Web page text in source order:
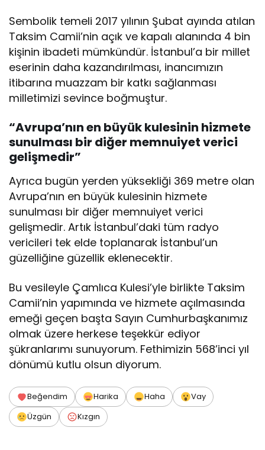
Sembolik temeli 2017 yılının Şubat ayında atılan
Taksim Camii’nin açık ve kapalı alanında 4 bin
kişinin ibadeti mümkündür. İstanbul’a bir millet
eserinin daha kazandırılması, inancımızın
itibarına muazzam bir katkı sağlanması
milletimizi sevince boğmuştur.
“Avrupa’nın en büyük kulesinin hizmete
sunulması bir diğer memnuiyet verici
gelişmedir”
Ayrıca bugün yerden yüksekliği 369 metre olan
Avrupa’nın en büyük kulesinin hizmete
sunulması bir diğer memnuiyet verici
gelişmedir. Artık İstanbul’daki tüm radyo
vericileri tek elde toplanarak İstanbul’un
güzelliğine güzellik eklenecektir.
Bu vesileyle Çamlıca Kulesi’yle birlikte Taksim
Camii’nin yapımında ve hizmete açılmasında
emeği geçen başta Sayın Cumhurbaşkanımız
olmak üzere herkese teşekkür ediyor
şükranlarımı sunuyorum. Fethimizin 568’inci yıl
dönümü kutlu olsun diyorum.
Beğendim Harika Haha
Vay
Üzgün
Kızgın